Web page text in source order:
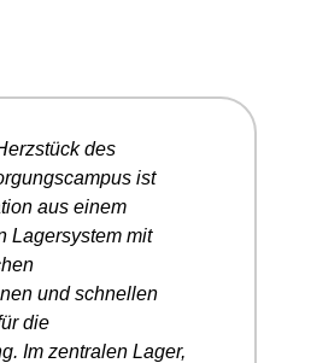
des
ist
aus einem
Lagersystem mit
und schnellen
die
Im zentralen Lager,